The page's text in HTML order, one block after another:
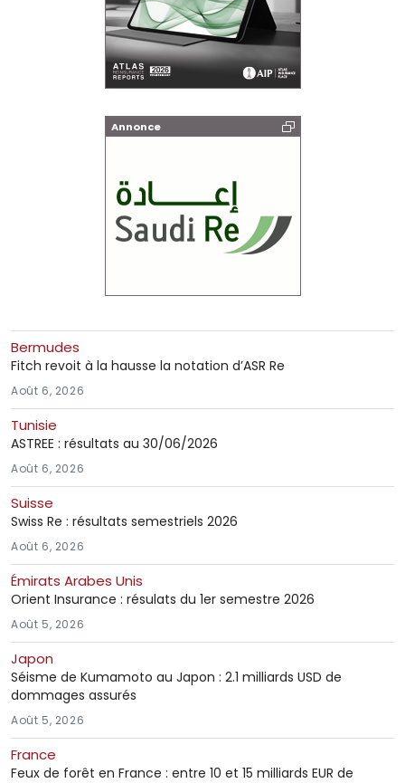
Annonce
Bermudes
Fitch revoit à la hausse la notation d’ASR Re
Août 6, 2026
Tunisie
ASTREE : résultats au 30/06/2026
Août 6, 2026
Suisse
Swiss Re : résultats semestriels 2026
Août 6, 2026
Émirats Arabes Unis
Orient Insurance : résulats du 1er semestre 2026
Août 5, 2026
Japon
Séisme de Kumamoto au Japon : 2.1 milliards USD de
dommages assurés
Août 5, 2026
France
Feux de forêt en France : entre 10 et 15 milliards EUR de